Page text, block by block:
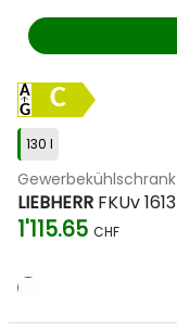
C
130 l
Gewerbekühlschrank
LIEBHERR FKUv 1613
1'115.65 CHF